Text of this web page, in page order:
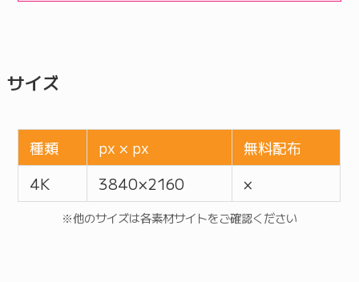
サイズ
種類 px × px
無料配布
4K
3840 × 2160 ×
※他のサイズは各素材サイトをご確認ください